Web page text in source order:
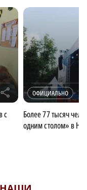
r
с
ОФИЦИАЛЬНО
Более 77 тысяч
одним столом» в